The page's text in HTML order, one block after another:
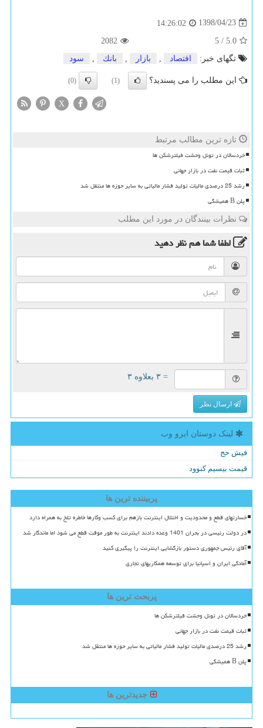
1398/04/23
14:26:02
5.0
/
5
2082
تگهای خبر:
اقتصاد , بازار , بانك , سود
این مطلب را می پسندید؟ (1)
(0)
X
تازه ترین مطالب مرتبط
خردسالان در تونل وحشت فیلترشکن ها
ثبات قیمت نفت در بازار جهانی
رشد 25 درصدی مالیات تولید فشار مالیاتی به سایر حوزه ها منتقل شد
پلن B همیشگی
نظرات بینندگان در مورد این مطلب
لطفا شما همنظر دهید
= ۳ بعلاوه ۳
ارسال نظر
لینک دوستان ایزو وب
فیش حج
قیمت بیسیم کنوود
پربیننده ترین ها
خسارتهای قطع و محدودیت و اختلال اینترنت بازهم برای کسب وکارها خاطره تلخ به همراه دارد
در دولت رئیسی در بحران 1401 وعده دادند اینترنت به طور موقت قطع می شود اما ماندگار شد
آقای رئیس جمهوری دستور بازگشایی اینترنت را پیگیری کنید
آمادگی ایران و اسپانیا برای توسعه همکاریهای تجاری
پربحث ترین ها
خردسالان در تونل وحشت فیلترشکن ها
ثبات قیمت نفت در بازار جهانی
رشد 25 درصدی مالیات تولید فشار مالیاتی به سایر حوزه ها منتقل شد
پلن B همیشگی
جدیدترین ها